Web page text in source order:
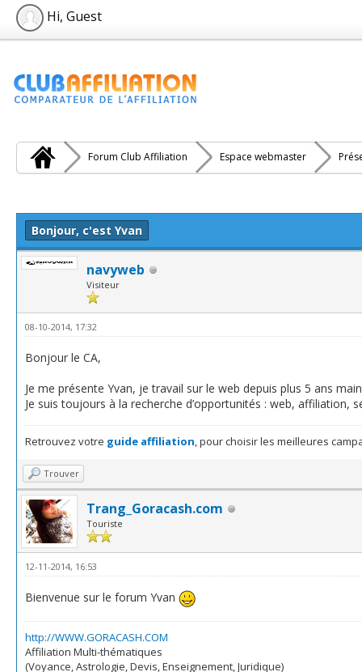
Hi, Guest
Forum Club Affiliation Espace webmaster
Bonjour, c'est Yvan
navyweb
Visiteur
08-10-2014, 17:32
Bonjour le CA,
Je me présente Yvan, je travail sur le web depuis plus 5 ans
Je suis toujours à la recherche d’opportunités : web, affiliation,
Retrouvez votre guide affiliation, pour choisir les meilleures
Trouver
Trang_Goracash.com
Touriste
12-11-2014, 16:53
Bienvenue sur le forum Yvan
http://WWW.GORACASH.COM
Affiliation Multi-thématiques
(Voyance, Astrologie, Devis, Enseignement, Juridique)